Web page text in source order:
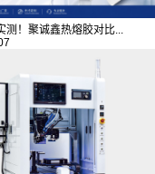
测！聚诚鑫热熔胶对比...